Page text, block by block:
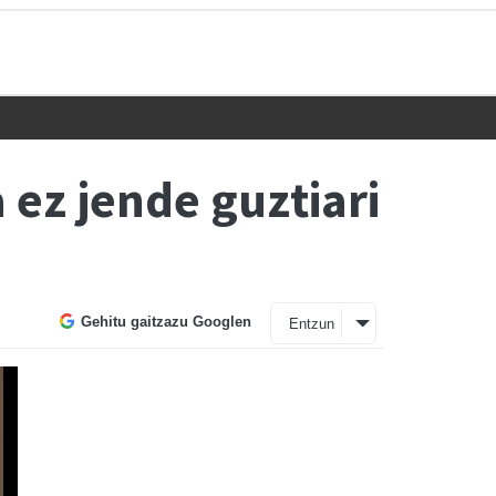
jende guztiari
Gehitu gaitzazu Googlen Entzun